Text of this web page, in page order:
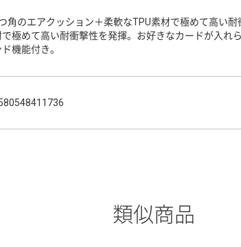
角のエアクッション＋柔軟なTPU素材で極めて高い
で極めて高い耐衝撃性を発揮。お好きなカードが入れ
機能付き。
類似商品